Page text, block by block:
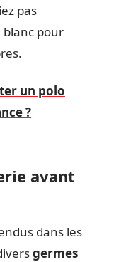
pas
blanc pour
un polo
?
avant
dans les
germes